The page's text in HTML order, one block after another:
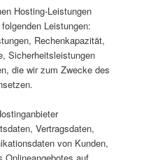
Hosting-Leistungen
Leistungen:
Rechenkapazität,
Sicherheitsleistungen
die wir zum Zwecke des
Vertragsdaten,
von Kunden,